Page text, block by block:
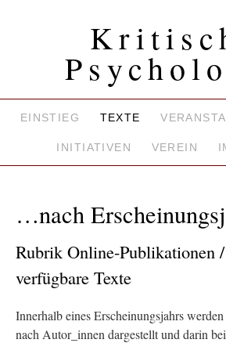
EINSTIEG TEXTE
INITIATIVEN VEREIN
…nach
Rubrik Online-Publikationen
verfügbare Texte
Innerhalb eines Erscheinungsjahrs
nach Autor_innen dargestellt und darin